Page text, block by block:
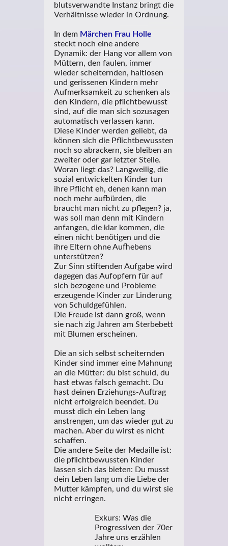
blutsverwandte Instanz bringt die
Verhältnisse wieder in Ordnung.
In dem Märchen Frau Holle
steckt noch eine andere
Dynamik: der Hang vor allem von
Müttern, den faulen, immer
wieder scheiternden, haltlosen
und gerissenen Kindern mehr
Aufmerksamkeit zu schenken als
den Kindern, die pflichtbewusst
sind, auf die man sich sozusagen
automatisch verlassen kann.
Diese Kinder werden geliebt, da
können sich die Pflichtbewussten
noch so abrackern, sie bleiben an
zweiter oder gar letzter Stelle.
Woran liegt das? Langweilig, die
sozial entwickelten Kinder tun
ihre Pflicht eh, denen kann man
noch mehr aufbürden, die
braucht man nicht zu pflegen? ja,
was soll man denn mit Kindern
anfangen, die klar kommen, die
einen nicht benötigen und die
ihre Eltern ohne Aufhebens
unterstützen?
Zur Sinn stiftenden Aufgabe wird
dagegen das Aufopfern für auf
sich bezogene und Probleme
erzeugende Kinder zur Linderung
von Schuldgefühlen.
Die Freude ist dann groß, wenn
sie nach zig Jahren am Sterbebett
mit Blumen erscheinen.
Die an sich selbst scheiternden
Kinder sind immer eine Mahnung
an die Mütter: du bist schuld, du
hast etwas falsch gemacht. Du
hast deinen Erziehungs-Auftrag
nicht erfolgreich beendet. Du
musst dich ein Leben lang
anstrengen, um das wieder gut zu
machen. Aber du wirst es nicht
schaffen.
Die andere Seite der Medaille ist:
die pflichtbewussten Kinder
lassen sich das bieten: Du musst
dein Leben lang um die Liebe der
Mutter kämpfen, und du wirst sie
nicht erringen.
Exkurs: Was die
Progressiven der 70er
Jahre uns erzählen